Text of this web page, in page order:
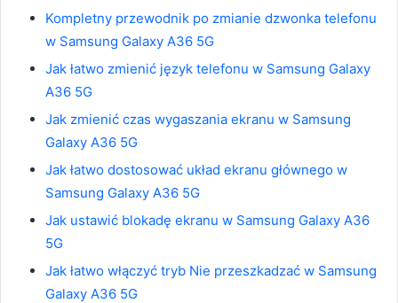
Kompletny przewodnik po zmianie dzwonka telefonu
w Samsung Galaxy A36 5G
Jak łatwo zmienić język telefonu w Samsung Galaxy
A36 5G
Jak zmienić czas wygaszania ekranu w Samsung
Galaxy A36 5G
Jak łatwo dostosować układ ekranu głównego w
Samsung Galaxy A36 5G
Jak ustawić blokadę ekranu w Samsung Galaxy A36
5G
Jak łatwo włączyć tryb Nie przeszkadzać w Samsung
Galaxy A36 5G